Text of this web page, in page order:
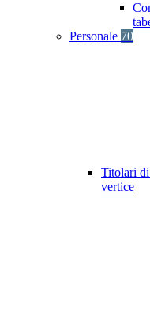
Personale 70
Titolari
vertice